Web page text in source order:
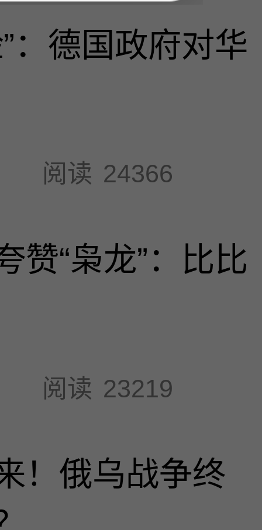
：德国政府对华
阅读 24366
赞“枭龙”：比比
阅读 23219
！俄乌战争终